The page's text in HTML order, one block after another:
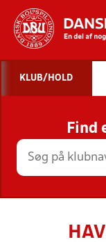
KLUB/HOLD
Find